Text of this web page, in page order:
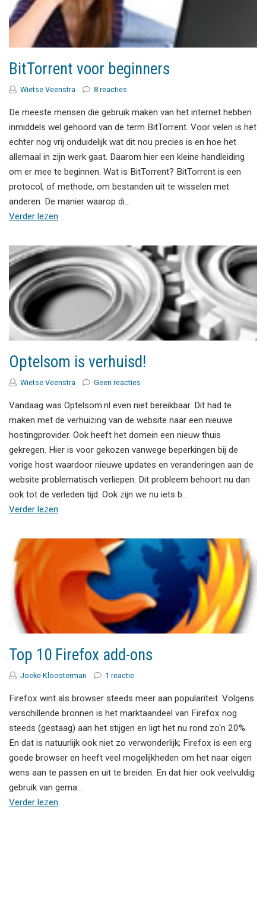
BitTorrent voor beginners
Wietse Veenstra 8 reacties
De meeste mensen die gebruik maken van het internet hebben
inmiddels wel gehoord van de term BitTorrent. Voor velen is het
echter nog vrij onduidelijk wat dit nou precies is en hoe het
allemaal in zijn werk gaat. Daarom hier een kleine handleiding
om er mee te beginnen. Wat is BitTorrent? BitTorrent is een
protocol, of methode, om bestanden uit te wisselen met
anderen. De manier waarop di…
Verder lezen
Optelsom is verhuisd!
Wietse Veenstra Geen reacties
Vandaag was Optelsom.nl even niet bereikbaar. Dit had te
maken met de verhuizing van de website naar een nieuwe
hostingprovider. Ook heeft het domein een nieuw thuis
gekregen. Hier is voor gekozen vanwege beperkingen bij de
vorige host waardoor nieuwe updates en veranderingen aan de
website problematisch verliepen. Dit probleem behoort nu dan
ook tot de verleden tijd. Ook zijn we nu iets b…
Verder lezen
Top 10 Firefox add-ons
Joeke Kloosterman 1 reactie
Firefox wint als browser steeds meer aan populariteit. Volgens
verschillende bronnen is het marktaandeel van Firefox nog
steeds (gestaag) aan het stijgen en ligt het nu rond zo'n 20%.
En dat is natuurlijk ook niet zo verwonderlijk; Firefox is een erg
goede browser en heeft veel mogelijkheden om het naar eigen
wens aan te passen en uit te breiden. En dat hier ook veelvuldig
gebruik van gema…
Verder lezen